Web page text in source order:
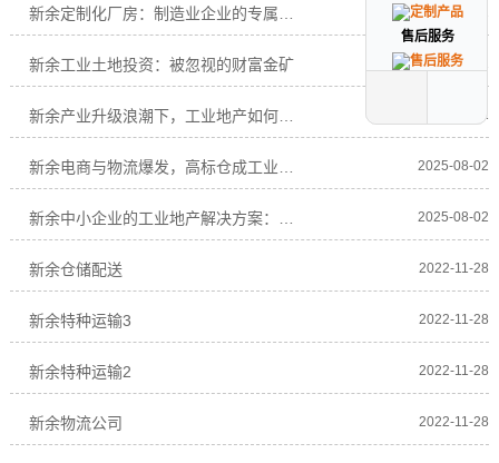
2025-08-02
新余工业土地投资：被忽视的财富金矿 2025-08-02
新余产业升级浪潮下，工业地产如何赋能企业高质 2025-08-02
2025-08-02
2025-08-02
新余仓储配送 2022-11-28
新余特种运输3 2022-11-28
新余特种运输2 2022-11-28
新余物流公司 2022-11-28
售后服务
售后服务